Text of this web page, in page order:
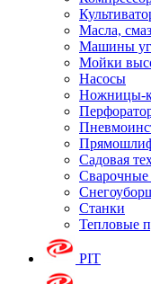
Масла,
Машины
Мойки
Насосы
Ножницы-
Садовая
Сварочные
Станки
Тепловые
PIT